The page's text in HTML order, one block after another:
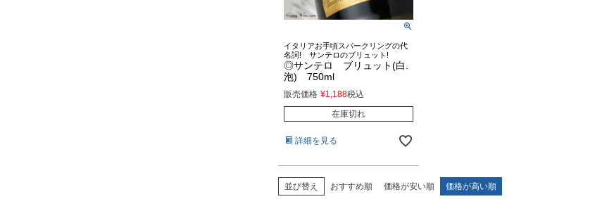
イタリアお手頃スパークリングの代
名詞! サンテロのブリュット!
◎サンテロ ブリュット(白.
泡) 750ml
販売価格 ¥1,188税込
在庫切れ
詳細を見る
並び替え おすすめ順 価格が安い順 価格が高い順